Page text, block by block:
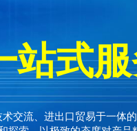
站式
交流、进出口贸易于一体的